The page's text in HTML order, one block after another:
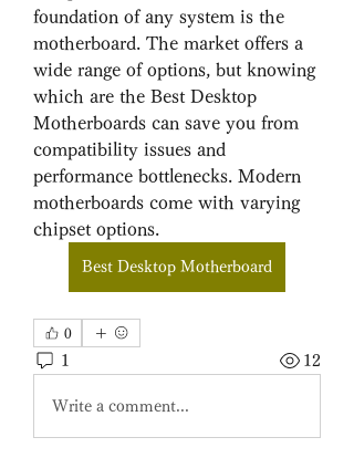
foundation of any system is the
motherboard. The market offers a
wide range of options, but knowing
which are the Best Desktop
Motherboards can save you from
compatibility issues and
performance bottlenecks. Modern
motherboards come with varying
chipset options.
Best Desktop Motherboard
0
1 12
Write a comment...